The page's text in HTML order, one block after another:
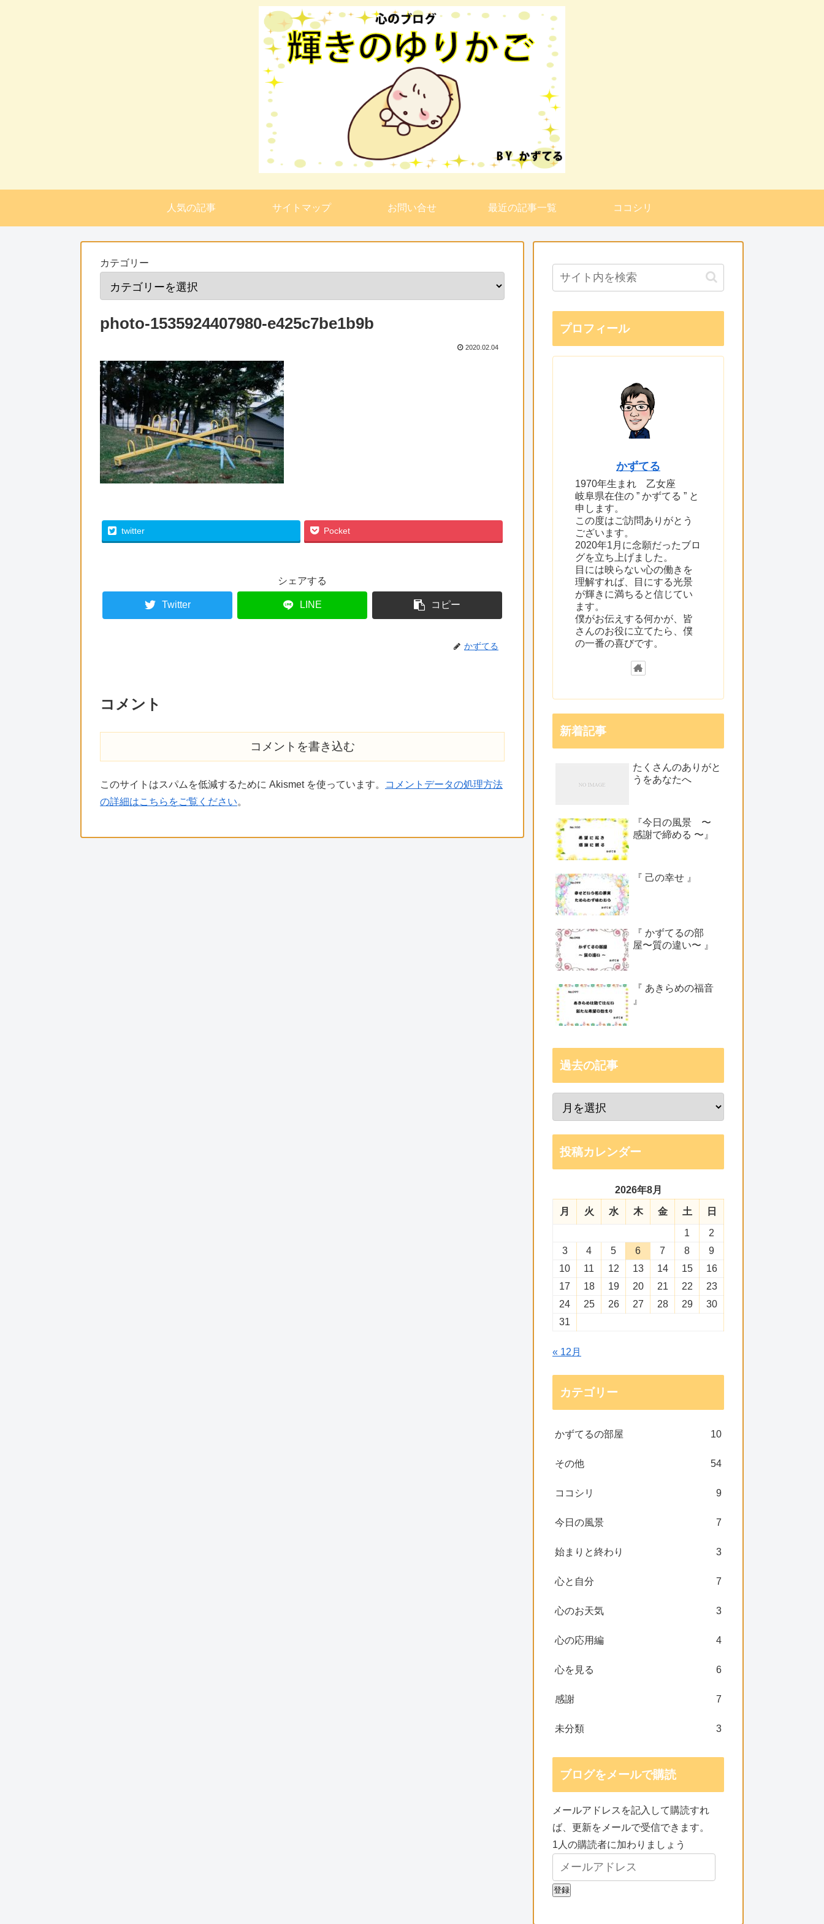
人気の記事 サイトマップ お問い合せ 最近の記事一覧 ココシリ
カテゴリー
photo-1535924407980-e425c7be1b9b
2020.02.04
twitter Pocket
シェアする
Twitter LINE コピー
かずてる
コメント
コメントを書き込む
このサイトはスパムを低減するために Akismet を使っています。
コメントデータの処理方法
の詳細はこちらをご覧ください。
プロフィール
かずてる
1970年生まれ 乙女座
岐阜県在住の ” かずてる ” と
申します。
この度はご訪問ありがとう
ございます。
2020年1月に念願だったブロ
グを立ち上げました。
目には映らない心の働きを
理解すれば、目にする光景
が輝きに満ちると信じてい
ます。
僕がお伝えする何かが、皆
さんのお役に立てたら、僕
の一番の喜びです。
新着記事
たくさんのありがと
うをあなたへ
『今日の風景 〜
感謝で締める 〜』
『 己の幸せ 』
『 かずてるの部
屋〜質の違い〜 』
『 あきらめの福音
』
過去の記事
投稿カレンダー
2026年8月
月 火 水 木 金 土 日
1
2
3
4 5 6 7 8
9
10
11 12 13 14 15
16
17
18 19 20 21 22
23
24
25 26 27 28 29
30
31
« 12月
カテゴリー
かずてるの部屋 10
その他 54
ココシリ 9
今日の風景 7
始まりと終わり 3
心と自分 7
心のお天気 3
心の応用編 4
心を見る 6
感謝 7
未分類 3
ブログをメールで購読
メールアドレスを記入して購読すれ
ば、更新をメールで受信できます。
1人の購読者に加わりましょう
登録